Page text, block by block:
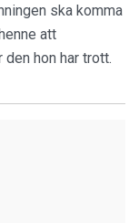
ska komma
att
hon har trott.